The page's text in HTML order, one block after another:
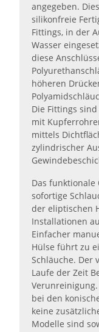
angegeben.
silikonfreie
Fittings, in der
Wasser
diese
höheren
Die Fittings
mit
mittels
zylindrischer
Das funktionale
sofortige
der eliptischen
Installationen
Einfacher
Hülse führt zu
Schläuche. Der
Laufe der Zeit
bei den
keine
Modelle sind